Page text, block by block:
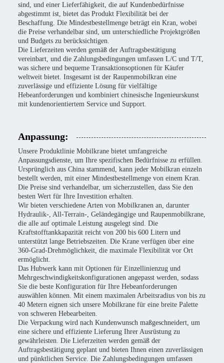
sind, und einer Lieferfähigkeit, die auf Kundenbedürfnisse
abgestimmt ist, bietet das Produkt Flexibilität bei der
Beschaffung. Die Mindestbestellmenge beträgt ein Kran, wobei
die Preise verhandelbar sind, um unterschiedliche Projektgrößen
und Budgets zu berücksichtigen.
Die Lieferzeiten werden gemäß der Auftragsbestätigung
vereinbart, und die Zahlungsbedingungen umfassen L/C und T/T,
was sichere und bequeme Transaktionsoptionen für Käufer
weltweit bietet. Insgesamt ist der Raupenmobilkran eine
zuverlässige und effiziente Lösung für vielfältige
Hebeanforderungen und kombiniert chinesische Ingenieurskunst
mit kundenorientiertem Service und Support.
Anpassung:
Unsere Produktlinie Mobilkrane bietet umfangreiche
Anpassungsdienste, um Ihre spezifischen Bedürfnisse zu erfüllen.
Ursprünglich aus China stammend, kann jeder Mobilkran einzeln
bestellt werden, mit einer Mindestbestellmenge von einem Kran.
Die Preise sind verhandelbar, um sicherzustellen, dass Sie den
besten Wert für Ihre Investition erhalten.
Wir bieten verschiedene Arten von Mobilkranen an, darunter
Hydraulik-, All-Terrain-, Geländegängige und Raupenmobilkrane,
die alle auf optimale Leistung ausgelegt sind. Die
Kraftstofftankkapazität reicht von 200 bis 600 Litern und
unterstützt lange Betriebszeiten. Die Krane verfügen über eine
360-Grad-Drehmöglichkeit, die maximale Flexibilität vor Ort
ermöglicht.
Das Hubwerk kann mit Optionen für Einzellinienzug und
Mehrgeschwindigkeitskonfigurationen angepasst werden, sodass
Sie die beste Konfiguration für Ihre Hebeanforderungen
auswählen können. Mit einem maximalen Arbeitsradius von bis zu
40 Metern eignen sich unsere Mobilkrane für eine breite Palette
von schweren Hebearbeiten.
Die Verpackung wird nach Kundenwunsch maßgeschneidert, um
eine sichere und effiziente Lieferung Ihrer Ausrüstung zu
gewährleisten. Die Lieferzeiten werden gemäß der
Auftragsbestätigung geplant und bieten Ihnen einen zuverlässigen
und pünktlichen Service. Die Zahlungsbedingungen umfassen